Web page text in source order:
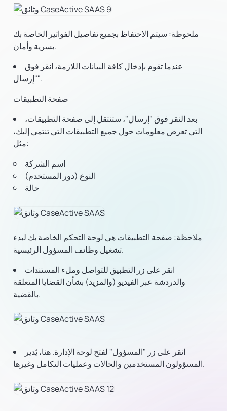
ملحوظة: سيتم الاحتفاظ بجميع تفاصيل الفواتير الخاصة بك
بسرية وأمان.
عندما تقوم بإدخال كافة البيانات اللازمة، انقر فوق
"إرسال".
صفحة التطبيقات
بعد النقر فوق "إرسال"، ستنتقل إلى صفحة التطبيقات،
التي تعرض معلومات حول جميع التطبيقات التي تنتمي إليك،
مثل:
اسم الشركة
النوع (دور المستخدم)
حالة
ملاحظة: صفحة التطبيقات هي لوحة التحكم الخاصة بك لبدء
تشغيل وظائف المسؤول الرئيسية.
انقر على زر التطبيق للتواصل وملء المستندات
والدردشة عبر الفيديو (والمزيد) بشأن القضايا المتعلقة
بالقضية.
انقر على زر "المسؤول" لفتح لوحة الإدارة. هنا، يُدير
المسؤولون المستخدمين والحالات وعمليات التكامل وغيرها.